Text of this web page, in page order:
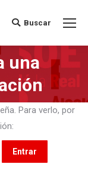
Buscar:
Buscar
una
Para verlo, por